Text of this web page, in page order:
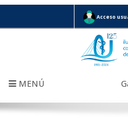
Acceso
MENÚ